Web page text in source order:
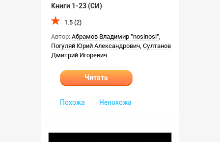
Книги 1-23 (СИ)
1.5 (2)
Автор: Абрамов Владимир "noslnosl",
Погуляй Юрий Александрович, Султанов
Дмитрий Игоревич
Читать
Похожа Непохожа